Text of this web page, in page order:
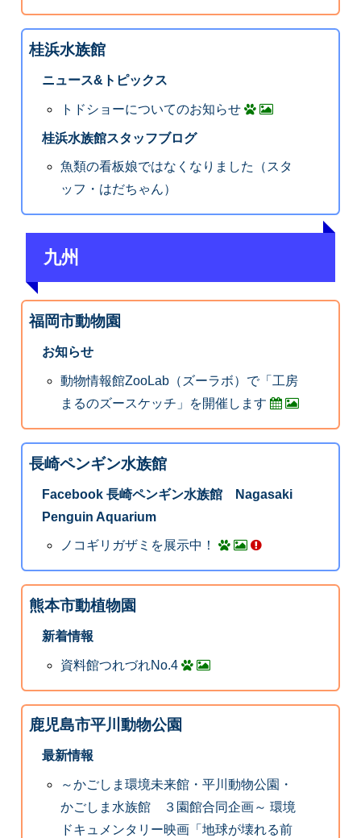
桂浜水族館
ニュース&トピックス
トドショーについてのお知らせ
桂浜水族館スタッフブログ
魚類の看板娘ではなくなりました（スタ
ッフ・はだちゃん）
九州
福岡市動物園
お知らせ
動物情報館ZooLab（ズーラボ）で「工房
まるのズースケッチ」を開催します
長崎ペンギン水族館
Facebook 長崎ペンギン水族館 Nagasaki
Penguin Aquarium
ノコギリガザミを展示中！
熊本市動植物園
新着情報
資料館つれづれNo.4
鹿児島市平川動物公園
最新情報
～かごしま環境未来館・平川動物公園・
かごしま水族館 ３園館合同企画～ 環境
ドキュメンタリー映画「地球が壊れる前